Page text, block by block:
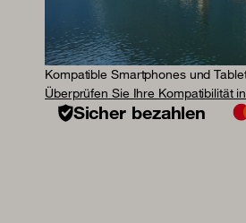
Kompatible Smartphones und
Überprüfen Sie Ihre Kompatibilität
Sicher bezahlen